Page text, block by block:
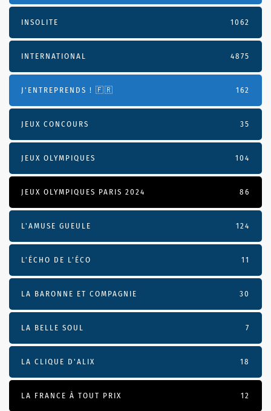
INSOLITE 1062
INTERNATIONAL 4875
J'ENTREPRENDS ! 🇫🇷 162
JEUX CONCOURS 35
JEUX OLYMPIQUES 104
JEUX OLYMPIQUES PARIS 2024 86
L'AMUSE GUEULE 124
L’ÉCHO DE L’ÉCO 11
LA BARONNE ET COMPAGNIE 30
LA BELLE SOUL 7
LA CLIQUE D'ALIX 18
LA FRANCE À TOUT PRIX 12